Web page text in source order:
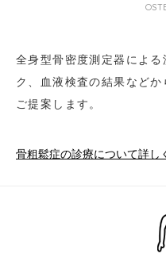
全身型骨密度測定器によ
ク、血液検査の結果など
ご提案します。
骨粗鬆症の診療について詳し